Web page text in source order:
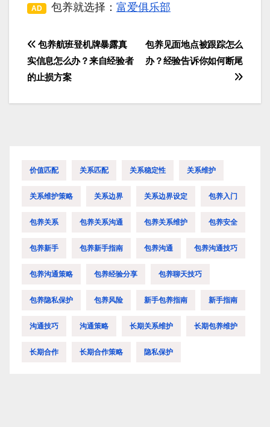
AD 包养就选择： 富爱俱乐部
文
章
航
包养见面地点被跟踪怎么
办？经验告诉你如何断尾
包养航班登机牌暴露真
实信息怎么办？来自经验者
的止损方案
价值匹配 关系匹配 关系稳定性 关系维护
关系维护策略 关系边界 关系边界设定 包养入门
包养关系 包养关系沟通 包养关系维护 包养安全
包养新手 包养新手指南 包养沟通 包养沟通技巧
包养沟通策略 包养经验分享 包养聊天技巧
包养隐私保护 包养风险 新手包养指南 新手指南
沟通技巧 沟通策略 长期关系维护 长期包养维护
长期合作 长期合作策略 隐私保护